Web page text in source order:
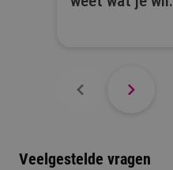
Veelgestelde vragen